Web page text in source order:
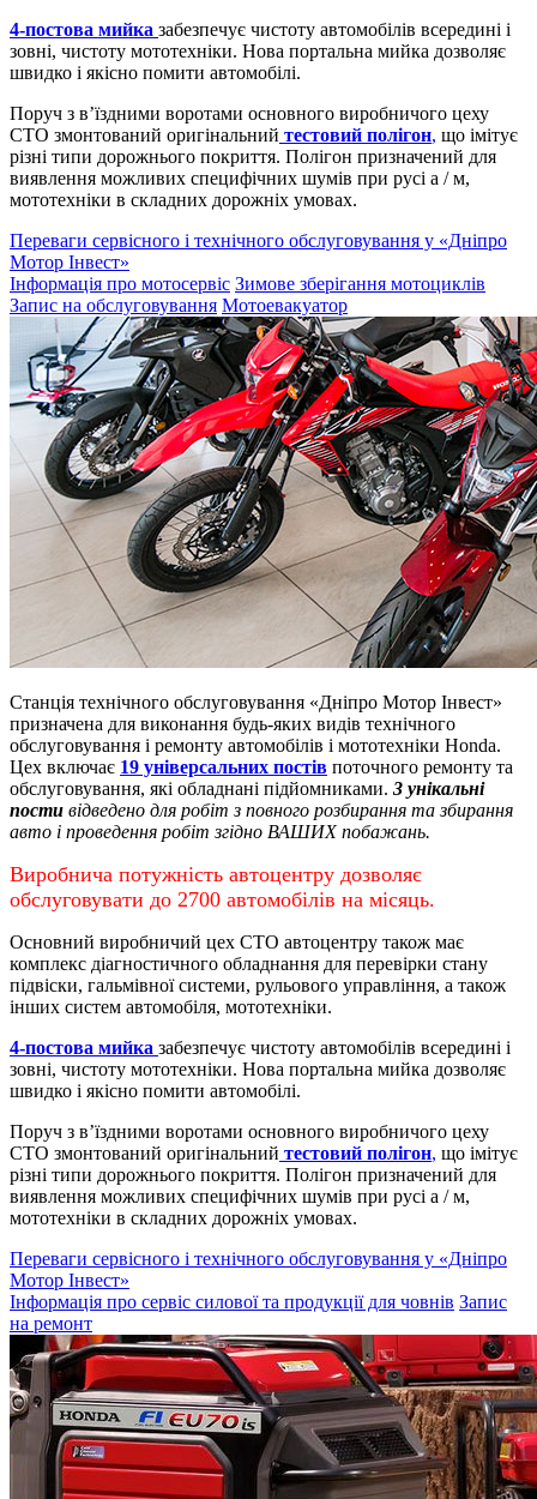
4-постова мийка забезпечує чистоту автомобілів всередині і
зовні, чистоту мототехніки. Нова портальна мийка дозволяє
швидко і якісно помити автомобілі.
Поруч з в’їздними воротами основного виробничого цеху
СТО змонтований оригінальний тестовий полігон, що імітує
різні типи дорожнього покриття. Полігон призначений для
виявлення можливих специфічних шумів при русі а / м,
мототехніки в складних дорожніх умовах.
Переваги сервісного і технічного обслуговування у «Дніпро
Мотор Інвест»
Інформація про мотосервіс Зимове зберігання мотоциклів
Запис на обслуговування Мотоевакуатор
Станція технічного обслуговування «Дніпро Мотор Інвест»
призначена для виконання будь-яких видів технічного
обслуговування і ремонту автомобілів і мототехніки Honda.
Цех включає 19 універсальних постів поточного ремонту та
обслуговування, які обладнані підйомниками. 3 унікальні
пости відведено для робіт з повного розбирання та збирання
авто і проведення робіт згідно ВАШИХ побажань.
Виробнича потужність автоцентру дозволяє
обслуговувати до 2700 автомобілів на місяць.
Основний виробничий цех СТО автоцентру також має
комплекс діагностичного обладнання для перевірки стану
підвіски, гальмівної системи, рульового управління, а також
інших систем автомобіля, мототехніки.
4-постова мийка забезпечує чистоту автомобілів всередині і
зовні, чистоту мототехніки. Нова портальна мийка дозволяє
швидко і якісно помити автомобілі.
Поруч з в’їздними воротами основного виробничого цеху
СТО змонтований оригінальний тестовий полігон, що імітує
різні типи дорожнього покриття. Полігон призначений для
виявлення можливих специфічних шумів при русі а / м,
мототехніки в складних дорожніх умовах.
Переваги сервісного і технічного обслуговування у «Дніпро
Мотор Інвест»
Інформація про сервіс силової та продукції для човнів Запис
на ремонт